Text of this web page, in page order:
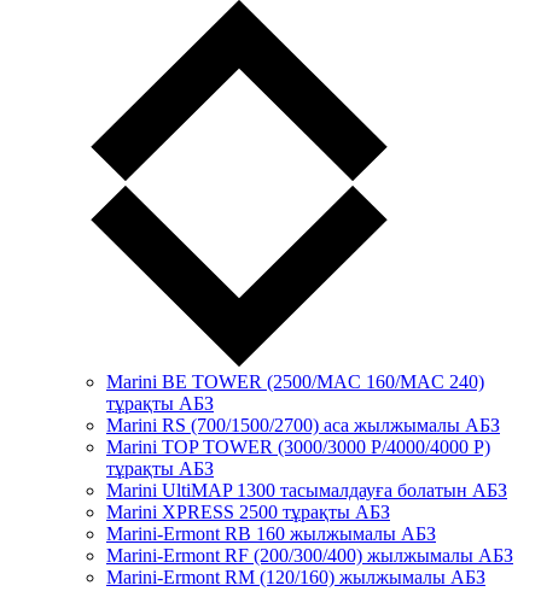
Marini BE TOWER (2500/MAC 160/MAC 240)
тұрақты АБЗ
Marini RS (700/1500/2700) аса жылжымалы АБЗ
Marini TOP TOWER (3000/3000 P/4000/4000 P)
тұрақты АБЗ
Marini UltiMAP 1300 тасымалдауға болатын АБЗ
Marini XPRESS 2500 тұрақты АБЗ
Marini-Ermont RB 160 жылжымалы АБЗ
Marini-Ermont RF (200/300/400) жылжымалы АБЗ
Marini-Ermont RM (120/160) жылжымалы АБЗ